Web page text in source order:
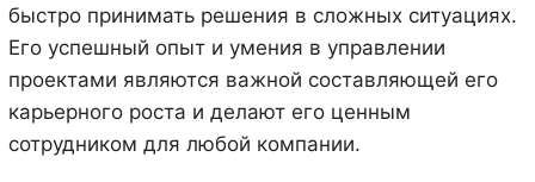
быстро принимать решения в сложных ситуациях.
Его успешный опыт и умения в управлении
проектами являются важной составляющей его
карьерного роста и делают его ценным
сотрудником для любой компании.